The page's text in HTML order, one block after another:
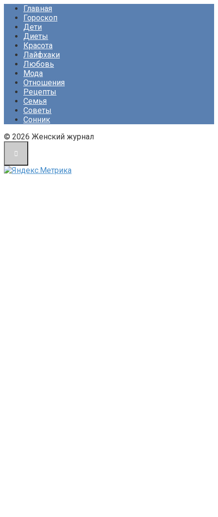
Главная
Гороскоп
Дети
Диеты
Красота
Лайфхаки
Любовь
Мода
Отношения
Рецепты
Семья
Советы
Сонник
© 2026 Женский журнал